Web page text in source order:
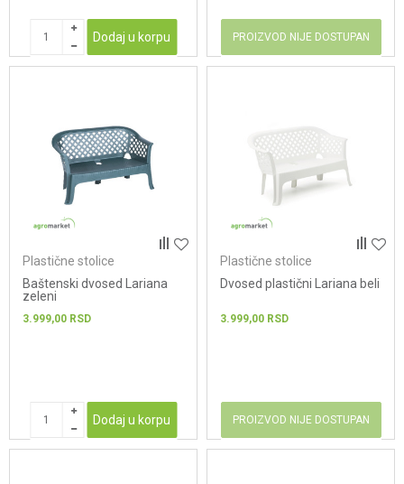
Dodaj u korpu PROIZVOD NIJE DOSTUPAN
Plastične stolice
Baštenski dvosed Lariana
zeleni
3.999,00 RSD
Dodaj u korpu
Plastične stolice
Dvosed plastični Lariana beli
3.999,00 RSD
PROIZVOD NIJE DOSTUPAN